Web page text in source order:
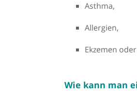
Asthma,
Allergien,
Ekzemen
Wie kann man